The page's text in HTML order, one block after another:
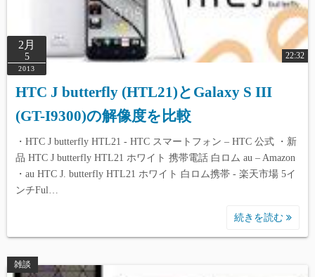
2月
5
2013
22:32
HTC J butterfly (HTL21)とGalaxy S III
(GT-I9300)の解像度を比較
・HTC J butterfly HTL21 - HTC スマートフォン – HTC 公式 ・新
品 HTC J butterfly HTL21 ホワイト 携帯電話 白ロム au – Amazon
・au HTC J. butterfly HTL21 ホワイト 白ロム携帯 - 楽天市場 5イ
ンチFul…
続きを読む
雑談